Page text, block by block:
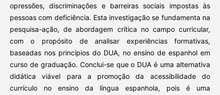
opressões, discriminações e barreiras sociais impostas às
pessoas com deficiência. Esta investigação se fundamenta na
pesquisa-ação, de abordagem crítica no campo curricular,
com o propósito de analisar experiências formativas,
baseadas nos princípios do DUA, no ensino de espanhol em
curso de graduação. Conclui-se que o DUA é uma alternativa
didática viável para a promoção da acessibilidade do
currículo no ensino da língua espanhola, pois é uma